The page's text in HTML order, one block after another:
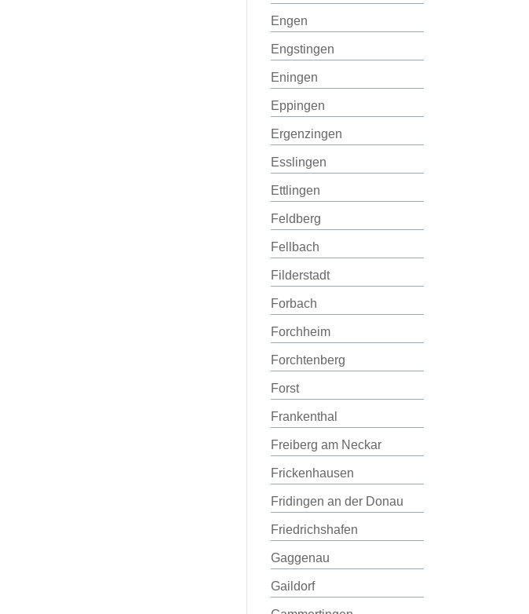
Engen
Engstingen
Eningen
Eppingen
Ergenzingen
Esslingen
Ettlingen
Feldberg
Fellbach
Filderstadt
Forbach
Forchheim
Forchtenberg
Forst
Frankenthal
Freiberg am Neckar
Frickenhausen
Fridingen an der Donau
Friedrichshafen
Gaggenau
Gaildorf